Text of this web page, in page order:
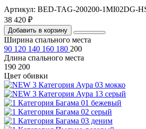
Артикул: BED-TAG-200200-1MI02DG-
38 420 ₽
Добавить в корзину
Ширина спального места
90 120 140 160 180 200
Длина спального места
190 200
Цвет обивки